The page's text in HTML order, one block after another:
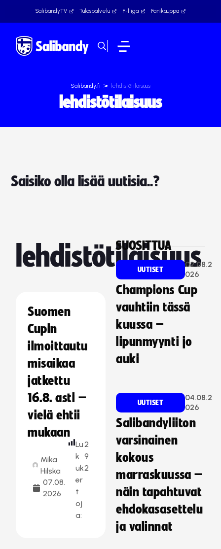
SalibandyTV Tulospalvelu F-liiga Fanikauppa
Salibandy.fi > lehdistötilaisuus
lehdistötilaisuus
Saisiko olla lisää uutisia..?
lehdistötilaisuus
Suomen
Cupin
ilmoittautu
misaikaa
jatkettu
16.8. asti –
vielä ehtii
mukaan
Mika
Hilska
07.08.
2026
Lu
k
uk
er
t
oj
a:
2
9
2
SUOSITTUA
UUTISET
02.08.2
026
Champions Cup
vauhtiin tässä
kuussa –
lipunmyynti jo
auki
UUTISET
04.08.2
026
Salibandyliiton
varsinainen
kokous
marraskuussa –
näin tapahtuvat
ehdokasasettelu
ja valinnat